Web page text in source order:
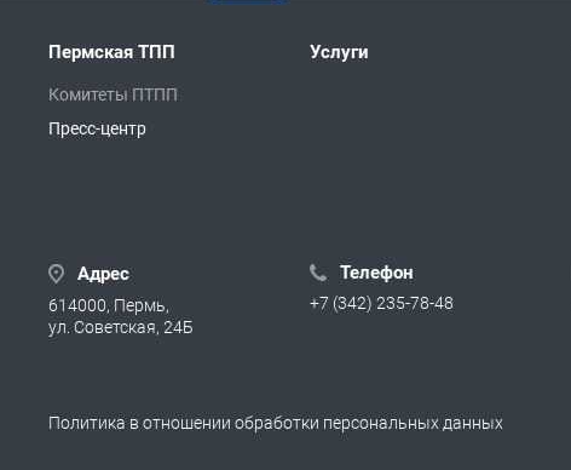
Пермская ТПП
Комитеты ПТПП
Пресс-центр
Услуги
Адрес
614000, Пермь,
ул. Советская, 24Б
Телефон
+7 (342) 235-78-48
Политика в отношении обработки персональных данных